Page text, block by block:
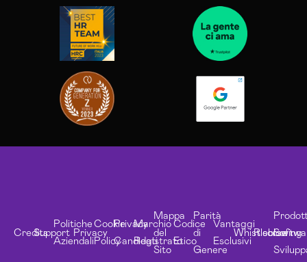
CreditsSupport
Politiche
Aziendali
Privacy
Cookie
Policy
Privacy
Candidati
Marchio
Registrato
Mappa
del
Sito
Codice
Etico
Parità
di
Genere
Vantaggi
Esclusivi
Whistleblowing
Risorse